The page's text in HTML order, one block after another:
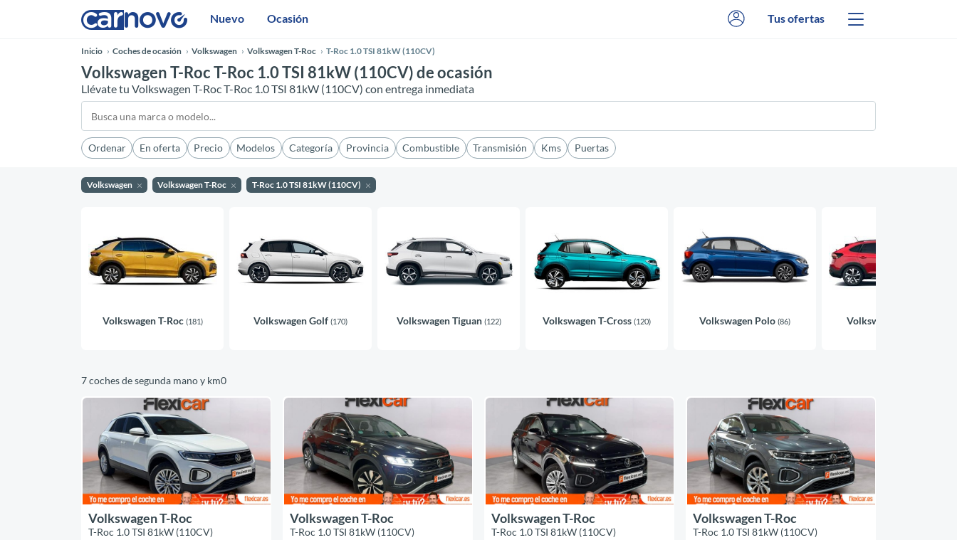
Nuevo Ocasión Tus ofertas
Inicio Coches de ocasión Volkswagen Volkswagen T-Roc T-Roc 1.0 TSI 81kW (110CV)
Volkswagen T-Roc T-Roc 1.0 TSI 81kW (110CV) de ocasión
Llévate tu Volkswagen T-Roc T-Roc 1.0 TSI 81kW (110CV) con entrega inmediata
Ordenar En oferta Precio Modelos Categoría Provincia Combustible Transmisión Kms Puertas
Volkswagen Volkswagen T-Roc T-Roc 1.0 TSI 81kW (110CV)
Volkswagen T-Roc (181) Volkswagen Golf (170) Volkswagen Tiguan (122) Volkswagen T-Cross (120) Volkswagen Polo (86) Volkswagen Taigo
7 coches de segunda mano y km0
Volkswagen T-Roc
T-Roc 1.0 TSI 81kW (110CV)
Volkswagen T-Roc
T-Roc 1.0 TSI 81kW (110CV)
Volkswagen T-Roc
T-Roc 1.0 TSI 81kW (110CV)
Volkswagen T-Roc
T-Roc 1.0 TSI 81kW (110CV)